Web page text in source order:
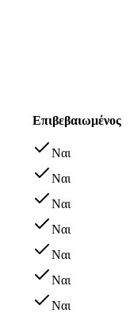
Επιβεβαιωμένος
Ναι
Ναι
Ναι
Ναι
Ναι
Ναι
Ναι